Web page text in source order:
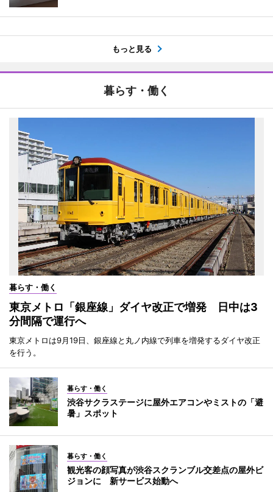
もっと見る
暮らす・働く
暮らす・働く
東京メトロ「銀座線」ダイヤ改正で増発 日中は3
分間隔で運行へ
東京メトロは9月19日、銀座線と丸ノ内線で列車を増発するダイヤ改正
を行う。
暮らす・働く
渋谷サクラステージに屋外エアコンやミストの「避
暑」スポット
暮らす・働く
観光客の顔写真が渋谷スクランブル交差点の屋外ビ
ジョンに 新サービス始動へ